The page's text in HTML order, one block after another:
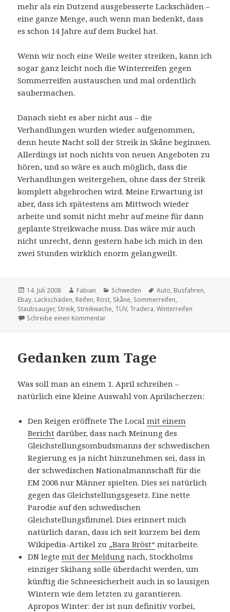
mehr als ein Dutzend ausgebesserte Lackschäden –
eine ganze Menge, auch wenn man bedenkt, dass
es schon 14 Jahre auf dem Buckel hat.
Wenn wir noch eine Weile weiter streiken, kann ich
sogar ganz leicht noch die Winterreifen gegen
Sommerreifen austauschen und mal ordentlich
saubermachen.
Danach sieht es aber nicht aus – die
Verhandlungen wurden wieder aufgenommen,
denn heute Nacht soll der Streik in Skåne beginnen.
Allerdings ist noch nichts von neuen Angeboten zu
hören, und so wäre es auch möglich, dass die
Verhandlungen weitergehen, ohne dass der Streik
komplett abgebrochen wird. Meine Erwartung ist
aber, dass ich spätestens am Mittwoch wieder
arbeite und somit nicht mehr auf meine für dann
geplante Streikwache muss. Das wäre mir auch
nicht unrecht, denn gestern habe ich mich in den
zwei Stunden wirklich enorm gelangweilt.
Veröffentlicht
am
14. Juli 2008 Autor
Fabian Kategorien
Schweden Schlagwörter
Auto, Busfahren,
Ebay, Lackschäden, Reifen, Rost, Skåne, Sommerreifen,
Staubsauger, Streik, Streikwache, TÜV, Tradera,Winterreifen
Schreibe einen Kommentarzu Malstunde am Auto (Busfahrerstreik
Gedanken zum Tage
Was soll man an einem 1. April schreiben –
natürlich eine kleine Auswahl von Aprilscherzen:
Den Reigen eröffnete The Localmit einem
Bericht darüber, dass nach Meinung des
Gleichstellungsombudsmanns der schwedischen
Regierung es ja nicht hinzunehmen sei, dass in
der schwedischen Nationalmannschaft für die
EM 2008 nur Männer spielten. Dies sei natürlich
gegen das Gleichstellungsgesetz. Eine nette
Parodie auf den schwedischen
Gleichstellungsfimmel. Dies erinnert mich
natürlich daran, dass ich seit kurzem bei dem
Wikipedia-Artikel zu „Bara Bröst“ mitarbeite.
DN legtemit der Meldung nach, Stockholms
einziger Skihang solle überdacht werden, um
künftig die Schneesicherheit auch in so lausigen
Wintern wie dem letzten zu garantieren.
Apropos Winter: der ist nun definitiv vorbei,